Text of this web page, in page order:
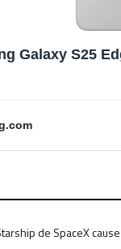
Galaxy S25
de SpaceX